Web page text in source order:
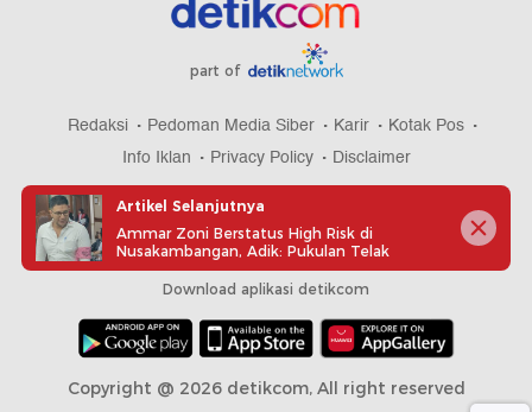
part of
Redaksi Pedoman Media Siber Karir
Kotak Pos
Info Iklan
Privacy Policy Disclaimer
Download aplikasi detikcom
Copyright @ 2026 detikcom, All right reserved
Artikel Selanjutnya
Ammar Zoni Berstatus High Risk di
Nusakambangan, Adik: Pukulan Telak